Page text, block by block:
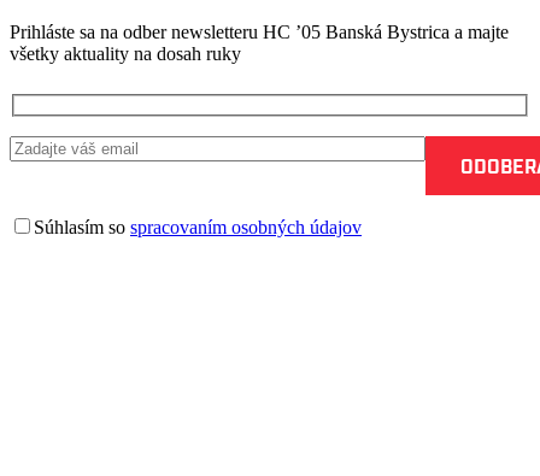
Prihláste sa na odber newsletteru HC ’05 Banská Bystrica a majte
všetky aktuality na dosah ruky
Súhlasím so spracovaním osobných údajov